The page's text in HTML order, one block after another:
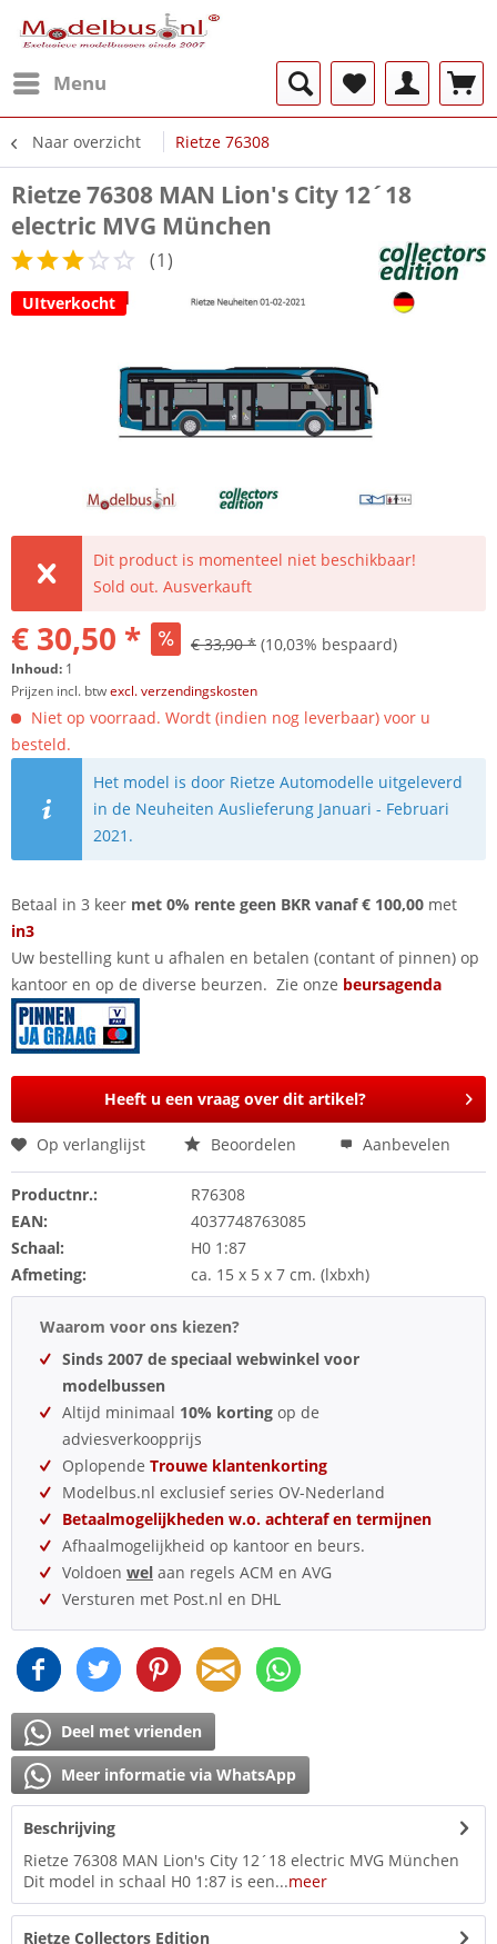
Menu
Naar overzicht Rietze 76308
Rietze 76308 MAN Lion's City 12´18
electric MVG München
(1)
UItverkocht
Dit product is momenteel niet beschikbaar!
Sold out. Ausverkauft
€ 30,50 * € 33,90 * (10,03% bespaard)
Inhoud: 1
Prijzen incl. btwexcl. verzendingskosten
Niet op voorraad. Wordt (indien nog leverbaar) voor u
besteld.
Het model is door Rietze Automodelle uitgeleverd
in de Neuheiten Auslieferung Januari - Februari
2021.
Betaal in 3 keer met 0% rente geen BKR vanaf € 100,00 met
in3
Uw bestelling kunt u afhalen en betalen (contant of pinnen) op
kantoor en op de diverse beurzen. Zie onze beursagenda
Heeft u een vraag over dit artikel?
Op verlanglijst Beoordelen Aanbevelen
Productnr.:
R76308
EAN:
4037748763085
Schaal:
H0 1:87
Afmeting:
ca. 15 x 5 x 7 cm. (lxbxh)
Waarom voor ons kiezen?
Sinds 2007 de speciaal webwinkel voor
modelbussen
Altijd minimaal 10% korting op de
adviesverkoopprijs
Oplopende Trouwe klantenkorting
Modelbus.nl exclusief series OV-Nederland
Betaalmogelijkheden w.o. achteraf en termijnen
Afhaalmogelijkheid op kantoor en beurs.
Voldoen wel aan regels ACM en AVG
Versturen met Post.nl en DHL
Deel met vrienden
Meer informatie via WhatsApp
Beschrijving
Rietze 76308 MAN Lion's City 12´18 electric MVG München
Dit model in schaal H0 1:87 is een...meer
Rietze Collectors Edition